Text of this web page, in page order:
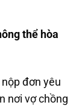
thể hòa
đơn yêu
nơi vợ chồng